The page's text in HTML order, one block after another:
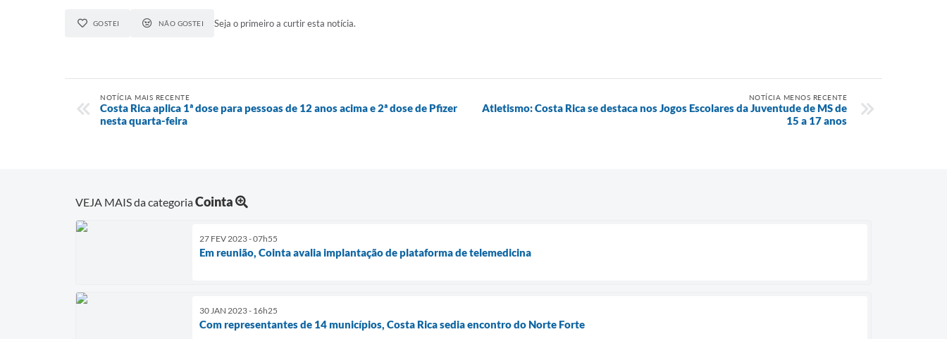
GOSTEI NÃO GOSTEI Seja o primeiro a curtir esta notícia.
NOTÍCIA MAIS RECENTE
Costa Rica aplica 1ª dose para pessoas de 12 anos acima e 2ª dose de Pfizer
nesta quarta-feira
NOTÍCIA MENOS RECENTE
Atletismo: Costa Rica se destaca nos Jogos Escolares da Juventude de MS de
15 a 17 anos
VEJA MAIS da categoriaCointa
27 FEV 2023 - 07h55
Em reunião, Cointa avalia implantação de plataforma de telemedicina
30 JAN 2023 - 16h25
Com representantes de 14 municípios, Costa Rica sedia encontro do Norte Forte